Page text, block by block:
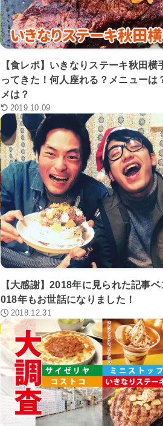
【食レポ】いきなりステーキ秋田横
ってきた！何人座れる？メニューは
メは？
2019.10.09
【大感謝】2018年に見られた記事
018年もお世話になりました！
2018.12.31